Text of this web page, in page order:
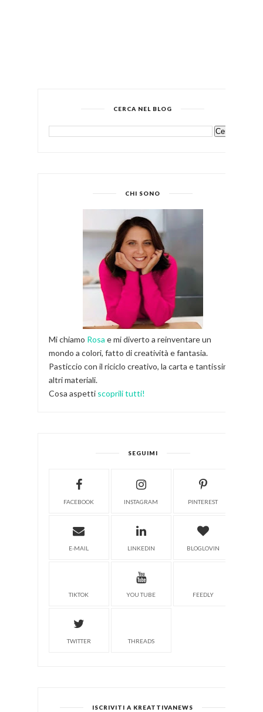
CERCA NEL BLOG
CHI SONO
Mi chiamo Rosa e mi diverto a reinventare un
mondo a colori, fatto di creatività e fantasia.
Pasticcio con il riciclo creativo, la carta e tantissimi
altri materiali.
Cosa aspetti scoprili tutti!
SEGUIMI
FACEBOOK INSTAGRAM PINTEREST
E-MAIL LINKEDIN BLOGLOVIN
TIKTOK YOU TUBE FEEDLY
TWITTER THREADS
ISCRIVITI A KREATTIVANEWS